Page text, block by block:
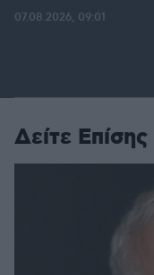
07.08.2026, 09:01
Δείτε Επίσης